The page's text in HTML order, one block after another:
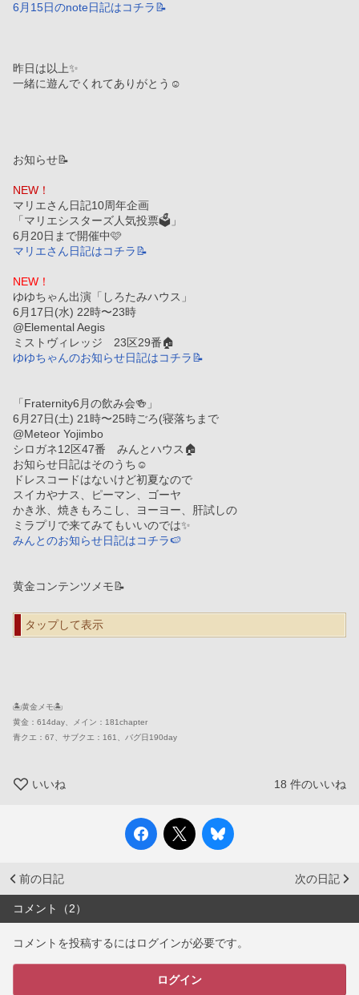
6月15日のnote日記はコチラ📝
昨日は以上✨
一緒に遊んでくれてありがとう☺️
お知らせ📝
NEW！
マリエさん日記10周年企画
「マリエシスターズ人気投票🗳️」
6月20日まで開催中🩷
マリエさん日記はコチラ📝
NEW！
ゆゆちゃん出演「しろたみハウス」
6月17日(水) 22時〜23時
@Elemental Aegis
ミストヴィレッジ　23区29番🏠
ゆゆちゃんのお知らせ日記はコチラ📝
「Fraternity6月の飲み会🍻」
6月27日(土) 21時〜25時ごろ(寝落ちまで
@Meteor Yojimbo
シロガネ12区47番　みんとハウス🏠
お知らせ日記はそのうち☺️
ドレスコードはないけど初夏なので
スイカやナス、ピーマン、ゴーヤ
かき氷、焼きもろこし、ヨーヨー、肝試しの
ミラプリで来てみてもいいのでは✨
みんとのお知らせ日記はコチラ🍉
黄金コンテンツメモ📝
タップして表示
🏝️黄金メモ🏝️
黄金：614day、メイン：181chapter
青クエ：67、サブクエ：161、バグ日190day
いいね 18 件のいいね
前の日記 次の日記
コメント（2）
コメントを投稿するにはログインが必要です。
ログイン